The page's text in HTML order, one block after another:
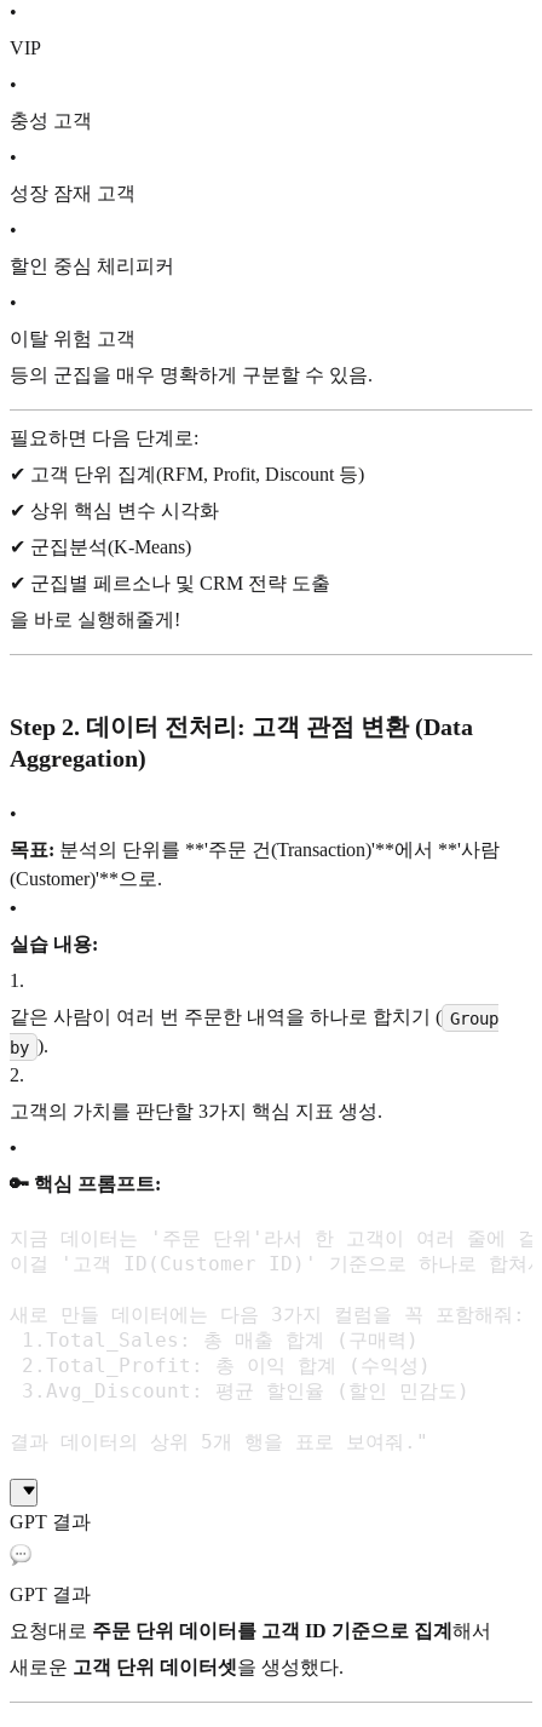
•
VIP
•
충성 고객
•
성장 잠재 고객
•
할인 중심 체리피커
•
이탈 위험 고객
등의 군집을 매우 명확하게 구분할 수 있음.
필요하면 다음 단계로:
✔ 고객 단위 집계(RFM, Profit, Discount 등)
✔ 상위 핵심 변수 시각화
✔ 군집분석(K-Means)
✔ 군집별 페르소나 및 CRM 전략 도출
을 바로 실행해줄게!
Step 2. 데이터 전처리: 고객 관점 변환 (Data
Aggregation)
•
목표: 분석의 단위를 **'주문 건(Transaction)'**에서 **'사람
(Customer)'**으로.
•
실습 내용:
1 .
같은 사람이 여러 번 주문한 내역을 하나로 합치기 ( Group
by ).
2.
고객의 가치를 판단할 3가지 핵심 지표 생성.
•
🔑 핵심 프롬프트:
지금 데이터는 '주문 단위'라서 한 고객이 여러 줄에
이걸 '고객 ID(Customer ID)' 기준으로 하나로 합쳐
새로 만들 데이터에는 다음 3가지 컬럼을 꼭 포함해줘:
1.Total_Sales: 총 매출 합계 (구매력)
2.Total_Profit: 총 이익 합계 (수익성)
3.Avg_Discount: 평균 할인율 (할인 민감도)
결과 데이터의 상위 5개 행을 표로 보여줘."
GPT 결과
GPT 결과
요청대로 주문 단위 데이터를 고객 ID 기준으로 집계 해서
새로운 고객 단위 데이터셋을 생성했다.